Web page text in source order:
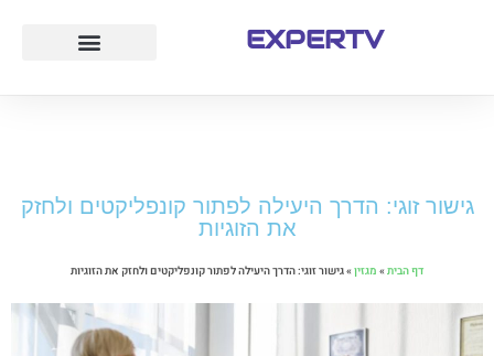
EXPERTV
גישור זוגי: הדרך היעילה לפתור קונפליקטים ולחזק
את הזוגיות
דף הבית» מגזין»גישור זוגי: הדרך היעילה לפתור קונפליקטים ולחזק את הזוגיות